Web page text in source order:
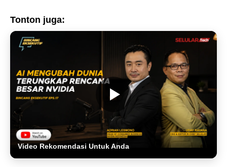
Tonton juga:
Video Rekomendasi Untuk Anda